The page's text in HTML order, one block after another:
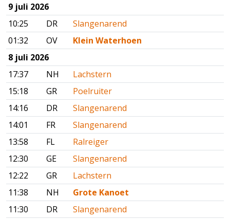
9 juli 2026
10:25
DR
Slangenarend
01:32
OV
Klein Waterhoen
8 juli 2026
17:37
NH
Lachstern
15:18
GR
Poelruiter
14:16
DR
Slangenarend
14:01
FR
Slangenarend
13:58
FL
Ralreiger
12:30
GE
Slangenarend
12:22
GR
Lachstern
11:38
NH
Grote Kanoet
11:30
DR
Slangenarend